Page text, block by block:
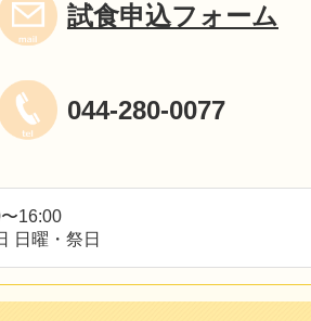
試食申込フォーム
044-280-0077
16:00
日曜・祭日